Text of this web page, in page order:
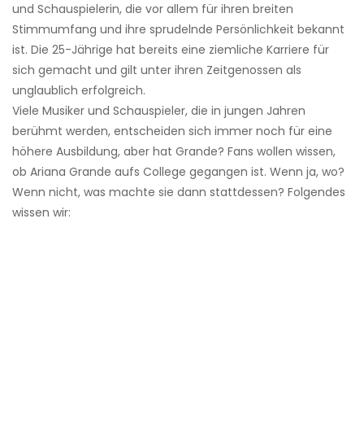
und Schauspielerin, die vor allem für ihren breiten
Stimmumfang und ihre sprudelnde Persönlichkeit bekannt
ist. Die 25-Jährige hat bereits eine ziemliche Karriere für
sich gemacht und gilt unter ihren Zeitgenossen als
unglaublich erfolgreich.
Viele Musiker und Schauspieler, die in jungen Jahren
berühmt werden, entscheiden sich immer noch für eine
höhere Ausbildung, aber hat Grande? Fans wollen wissen,
ob Ariana Grande aufs College gegangen ist. Wenn ja, wo?
Wenn nicht, was machte sie dann stattdessen? Folgendes
wissen wir: